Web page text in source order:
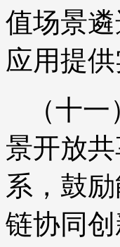
值场景
应用提供
（十
景开放
系，鼓
链协同